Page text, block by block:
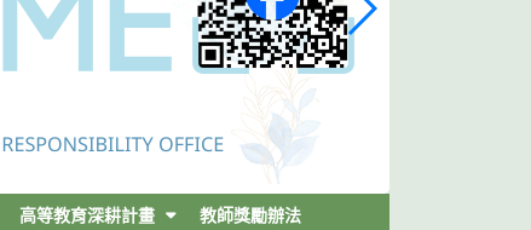
高等教育深耕計畫 教師獎勵辦法